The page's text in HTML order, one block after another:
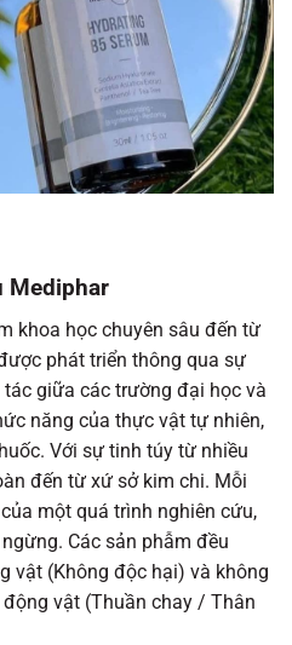
Mediphar
khoa học chuyên sâu đến từ
phát triển thông qua sự
giữa các trường đại học và
năng của thực vật tự nhiên,
Với sự tinh túy từ nhiều
đến từ xứ sở kim chi. Mỗi
một quá trình nghiên cứu,
Các sản phẫm đều
vật (Không độc hại) và không
vật (Thuần chay / Thân